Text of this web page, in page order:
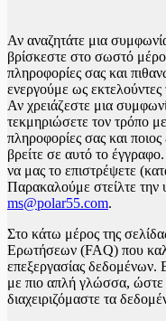
Αν αναζητάτε μια
βρίσκεστε στο σωστό
πληροφορίες σας και
ενεργούμε ως
Αν χρειάζεστε μια
τεκμηριώσετε τον τρόπο με
πληροφορίες σας και
βρείτε σε αυτό το
να μας το επιστρέψετε
Παρακαλούμε στείλτε
ms@polar55.com.
Στο κάτω μέρος της
Ερωτήσεων (FAQ) που
επεξεργασίας δεδομένων.
με πιο απλή γλώσσα, ώστε
διαχειριζόμαστε τα